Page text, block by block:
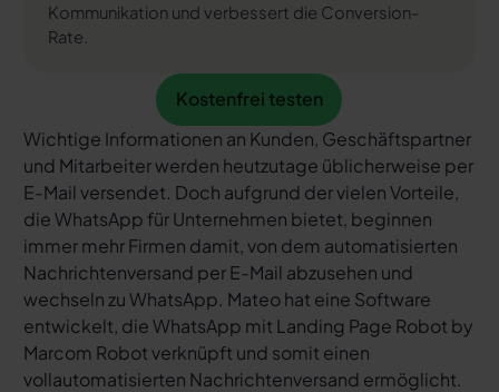
Kommunikation und verbessert die Conversion-
Rate.
Kostenfrei testen
Kostenfrei testen
Wichtige Informationen an Kunden, Geschäftspartner
und Mitarbeiter werden heutzutage üblicherweise per
E-Mail versendet. Doch aufgrund der vielen Vorteile,
die WhatsApp für Unternehmen bietet, beginnen
immer mehr Firmen damit, von dem automatisierten
Nachrichtenversand per E-Mail abzusehen und
wechseln zu WhatsApp. Mateo hat eine Software
entwickelt, die WhatsApp mit Landing Page Robot by
Marcom Robot verknüpft und somit einen
vollautomatisierten Nachrichtenversand ermöglicht.